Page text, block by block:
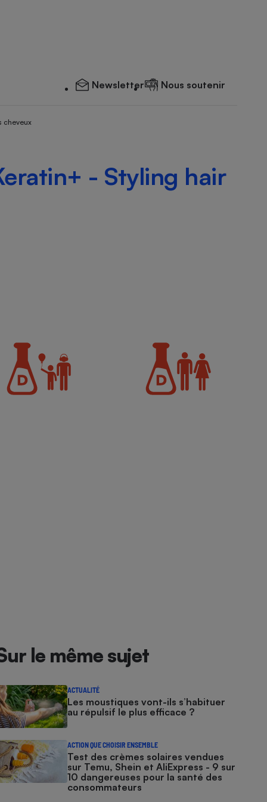
Newsletter Nous soutenir
cheveux
- Styling hair
le même sujet
ACTUALITÉ
Les moustiques vont-ils s’habituer
au répulsif le plus efficace ?
ACTION QUE CHOISIR ENSEMBLE
Test des crèmes solaires vendues
sur Temu, Shein et AliExpress - 9 sur
10 dangereuses pour la santé des
consommateurs